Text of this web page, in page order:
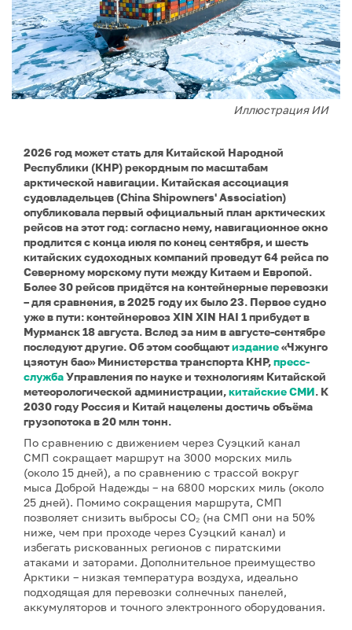
Иллюстрация ИИ
2026 год может стать для Китайской Народной
Республики (КНР) рекордным по масштабам
арктической навигации. Китайская ассоциация
судовладельцев (China Shipowners' Association)
опубликовала первый официальный план арктических
рейсов на этот год: согласно нему, навигационное окно
продлится с конца июля по конец сентября, и шесть
китайских судоходных компаний проведут 64 рейса по
Северному морскому пути между Китаем и Европой.
Более 30 рейсов придётся на контейнерные перевозки
– для сравнения, в 2025 году их было 23. Первое судно
уже в пути: контейнеровоз XIN XIN HAI 1 прибудет в
Мурманск 18 августа. Вслед за ним в августе-сентябре
последуют другие. Об этом сообщаютиздание«Чжунго
цзяотун бао» Министерства транспорта КНР,пресс-
службаУправления по науке и технологиям Китайской
метеорологической администрации,китайские СМИ. К
2030 году Россия и Китай нацелены достичь объёма
грузопотока в 20 млн тонн.
По сравнению с движением через Суэцкий канал
СМП сокращает маршрут на 3000 морских миль
(около 15 дней), а по сравнению с трассой вокруг
мыса Доброй Надежды – на 6800 морских миль (около
25 дней). Помимо сокращения маршрута, СМП
позволяет снизить выбросы CO₂ (на СМП они на 50%
ниже, чем при проходе через Суэцкий канал) и
избегать рискованных регионов с пиратскими
атаками и заторами. Дополнительное преимущество
Арктики – низкая температура воздуха, идеально
подходящая для перевозки солнечных панелей,
аккумуляторов и точного электронного оборудования.